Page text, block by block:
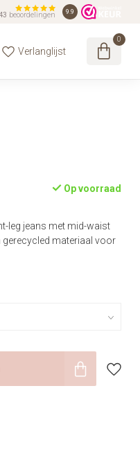
beoordelingen 9.9
Verlanglijst
0
Op voorraad
leg jeans met mid-waist
materiaal voor